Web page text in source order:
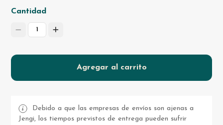
Cantidad
1
Agregar al carrito
Debido a que las empresas de envíos son ajenas a
Jengi, los tiempos previstos de entrega pueden sufrir